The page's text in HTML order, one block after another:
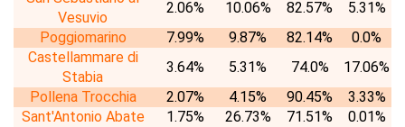
Vesuvio
2.06% 10.06% 82.57%
5.31%
Poggiomarino
7.99% 9.87% 82.14%
0.0%
Castellammare di
Stabia
3.64% 5.31% 74.0%
17.06%
Pollena Trocchia
2.07% 4.15% 90.45%
3.33%
Sant'Antonio Abate
1.75% 26.73% 71.51%
0.01%